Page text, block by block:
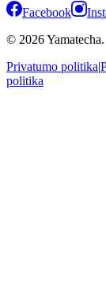
Facebook
© 2026
Privatumo politika|
politika